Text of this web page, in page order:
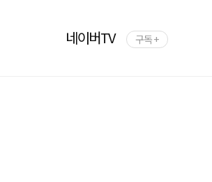
네이버TV 구독 +